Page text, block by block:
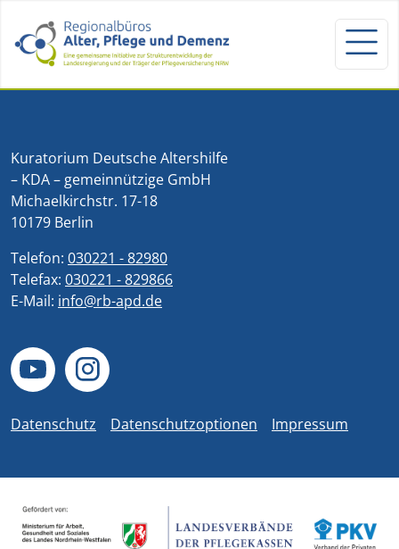
Kuratorium Deutsche Altershilfe
– KDA – gemeinnützige GmbH
Michaelkirchstr. 17-18
10179 Berlin
Telefon: 030221 - 82980
Telefax: 030221 - 829866
E-Mail: info@rb-apd.de
Datenschutz Datenschutzoptionen Impressum